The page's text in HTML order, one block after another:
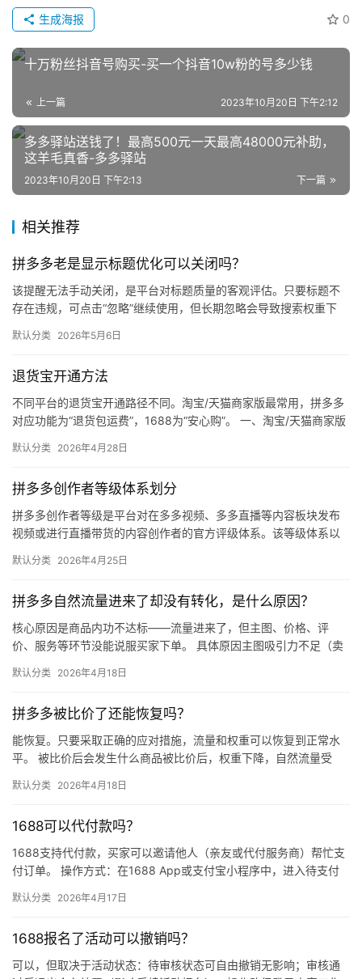
店
营
跨
境
电
媒
体
社
登录
0
生成海报
十万粉丝抖音号购买-买一个抖音10w粉的号多少钱
上一篇 2023年10月20日 下午2:12
多多驿站送钱了！最高500元一天最高48000元补助，
这羊毛真香-多多驿站
下一篇
2023年10月20日 下午2:13
相关推荐
拼多多老是显示标题优化可以关闭吗？
该提醒无法手动关闭，是平台对标题质量的客观评估。只要标题不
存在违规，可点击“忽略”继续使用，但长期忽略会导致搜索权重下
默认分类 2026年5月6日
退货宝开通方法
不同平台的退货宝开通路径不同。淘宝/天猫商家版最常用，拼多多
对应功能为“退货包运费”，1688为“安心购”。 一、淘宝/天猫商家版
默认分类 2026年4月28日
拼多多创作者等级体系划分
拼多多创作者等级是平台对在多多视频、多多直播等内容板块发布
视频或进行直播带货的内容创作者的官方评级体系。该等级体系以
同等级…
默认分类 2026年4月25日
拼多多自然流量进来了却没有转化，是什么原因？
核心原因是商品内功不达标——流量进来了，但主图、价格、评
价、服务等环节没能说服买家下单。 具体原因主图吸引力不足（卖
评少、…
默认分类 2026年4月18日
拼多多被比价了还能恢复吗？
能恢复。只要采取正确的应对措施，流量和权重可以恢复到正常水
平。 被比价后会发生什么商品被比价后，权重下降，自然流量受
网价格…
默认分类 2026年4月18日
1688可以代付款吗？
1688支持代付款，买家可以邀请他人（亲友或代付服务商）帮忙支
付订单。 操作方式：在1688 App或支付宝小程序中，进入待支付
默认分类 2026年4月17日
1688报名了活动可以撤销吗？
可以，但取决于活动状态：待审核状态可自由撤销无影响；审核通